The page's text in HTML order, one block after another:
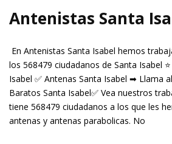
Antenistas Santa
En Antenistas Santa Isabel hemos
los 568479 ciudadanos de Santa Isabel
Isabel ✅ Antenas Santa Isabel ➡
Baratos Santa Isabel✅ Vea nuestros
tiene 568479 ciudadanos a los que les
antenas y antenas parabolicas. No